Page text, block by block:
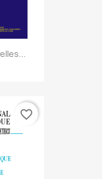
favorite_border